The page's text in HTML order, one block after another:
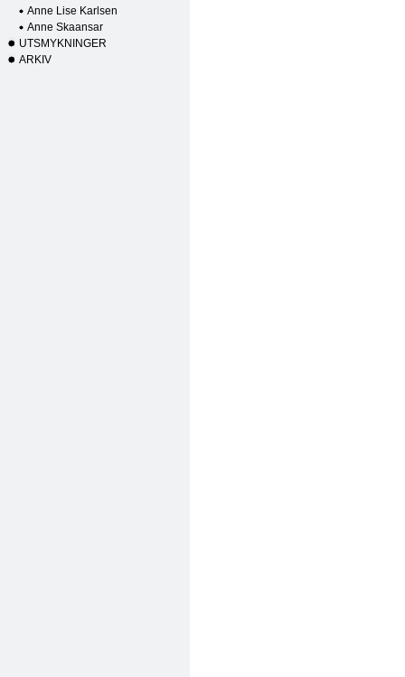
Anne Lise Karlsen
Anne Skaansar
UTSMYKNINGER
ARKIV